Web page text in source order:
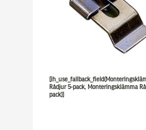
Rådjur 5-pack, Monteringsklämma
pack)]